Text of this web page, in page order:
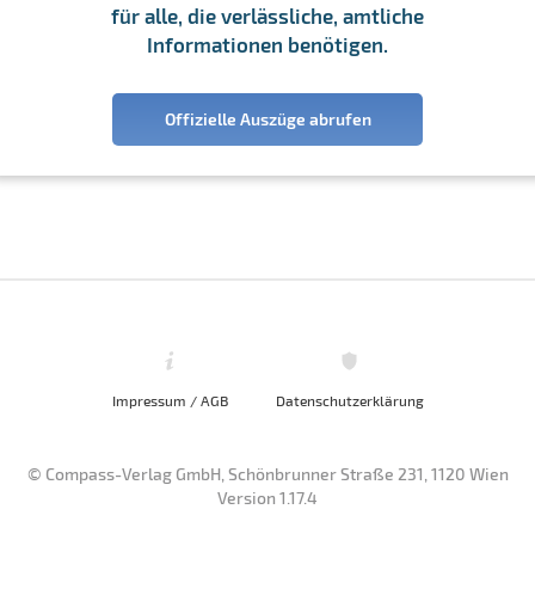
für alle, die verlässliche, amtliche
Informationen benötigen.
Offizielle Auszüge abrufen
Impressum / AGB Datenschutzerklärung
© Compass-Verlag GmbH, Schönbrunner Straße 231, 1120 Wien
Version 1.17.4